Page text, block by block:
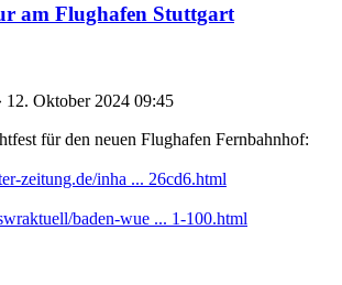
am Flughafen Stuttgart
12. Oktober 2024 09:45
für den neuen Flughafen Fernbahnhof:
zeitung.de/inha ... 26cd6.html
baden-wue ... 1-100.html